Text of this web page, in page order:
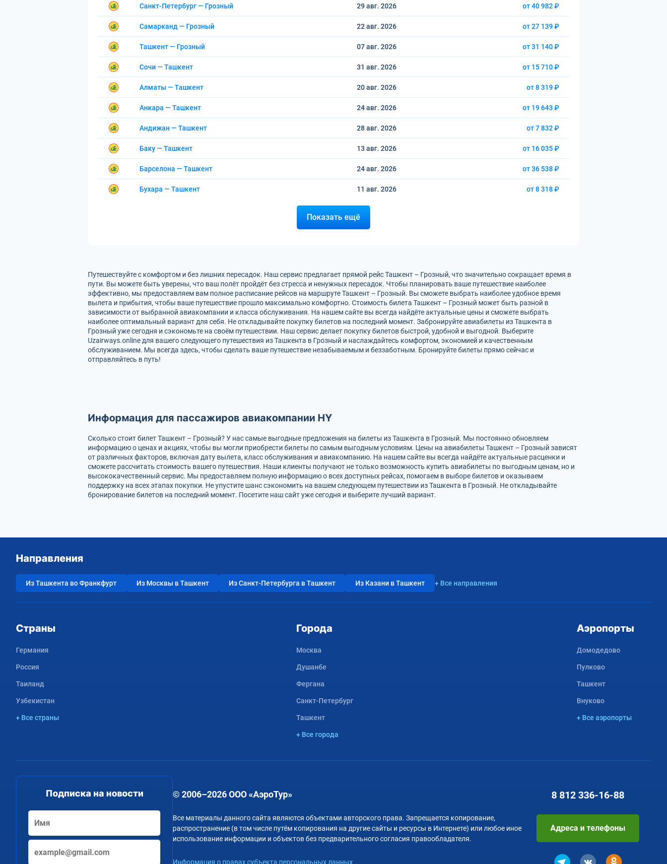
Санкт-Петербург — Грозный 29 авг. 2026 от 40 982 ₽
Самарканд — Грозный 22 авг. 2026 от 27 139 ₽
Ташкент — Грозный 07 авг. 2026 от 31 140 ₽
Сочи — Ташкент 31 авг. 2026 от 15 710 ₽
Алматы — Ташкент 20 авг. 2026 от 8 319 ₽
Анкара — Ташкент 24 авг. 2026 от 19 643 ₽
Андижан — Ташкент 28 авг. 2026 от 7 832 ₽
Баку — Ташкент 13 авг. 2026 от 16 035 ₽
Барселона — Ташкент 24 авг. 2026 от 36 538 ₽
Бухара — Ташкент 11 авг. 2026 от 8 318 ₽
Показать ещё
Путешествуйте с комфортом и без лишних пересадок. Наш сервис предлагает прямой рейс Ташкент – Грозный, что значительно сокращает время в
пути. Вы можете быть уверены, что ваш полёт пройдёт без стресса и ненужных пересадок. Чтобы планировать ваше путешествие наиболее
эффективно, мы предоставляем вам полное расписание рейсов на маршруте Ташкент – Грозный. Вы сможете выбрать наиболее удобное время
вылета и прибытия, чтобы ваше путешествие прошло максимально комфортно. Стоимость билета Ташкент – Грозный может быть разной в
зависимости от выбранной авиакомпании и класса обслуживания. На нашем сайте вы всегда найдёте актуальные цены и сможете выбрать
наиболее оптимальный вариант для себя. Не откладывайте покупку билетов на последний момент. Забронируйте авиабилеты из Ташкента в
Грозный уже сегодня и сэкономьте на своём путешествии. Наш сервис делает покупку билетов быстрой, удобной и выгодной. Выберите
Uzairways.online для вашего следующего путешествия из Ташкента в Грозный и наслаждайтесь комфортом, экономией и качественным
обслуживанием. Мы всегда здесь, чтобы сделать ваше путешествие незабываемым и беззаботным. Бронируйте билеты прямо сейчас и
отправляйтесь в путь!
Информация для пассажиров авиакомпании HY
Сколько стоит билет Ташкент – Грозный? У нас самые выгодные предложения на билеты из Ташкента в Грозный. Мы постоянно обновляем
информацию о ценах и акциях, чтобы вы могли приобрести билеты по самым выгодным условиям. Цены на авиабилеты Ташкент – Грозный зависят
от различных факторов, включая дату вылета, класс обслуживания и авиакомпанию. На нашем сайте вы всегда найдёте актуальные расценки и
сможете рассчитать стоимость вашего путешествия. Наши клиенты получают не только возможность купить авиабилеты по выгодным ценам, но и
высококачественный сервис. Мы предоставляем полную информацию о всех доступных рейсах, помогаем в выборе билетов и оказываем
поддержку на всех этапах покупки. Не упустите шанс сэкономить на вашем следующем путешествии из Ташкента в Грозный. Не откладывайте
бронирование билетов на последний момент. Посетите наш сайт уже сегодня и выберите лучший вариант.
Направления
Из Ташкента во Франкфурт Из Москвы в Ташкент Из Санкт-Петербурга в Ташкент Из Казани в Ташкент + Все направления
Страны
Германия
Россия
Таиланд
Узбекистан
+ Все страны
Города
Москва
Душанбе
Фергана
Санкт-Петербург
Ташкент
+ Все города
Аэропорты
Домодедово
Пулково
Ташкент
Внуково
+ Все аэропорты
Подписка на новости © 2006–2026 ООО «АэроТур»
Все материалы данного сайта являются объектами авторского права. Запрещается копирование,
распространение (в том числе путём копирования на другие сайты и ресурсы в Интернете) или любое иное
использование информации и объектов без предварительного согласия правообладателя.
Информация о правах субъекта персональных данных
8 812 336-16-88
Адреса и телефоны